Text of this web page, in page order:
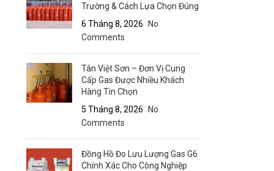
Trường & Cách Lựa Chọn Đúng
6 Tháng 8, 2026
No
Comments
Tân Việt Sơn – Đơn Vị Cung
Cấp Gas Được Nhiều Khách
Hàng Tin Chọn
5 Tháng 8, 2026
No
Comments
Đồng Hồ Đo Lưu Lượng Gas G6
Chính Xác Cho Công Nghiệp